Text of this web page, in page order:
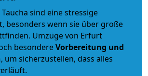
sind eine stressige
besonders wenn sie über große
Umzüge von Erfurt
besondereVorbereitung und
, um sicherzustellen, dass alles